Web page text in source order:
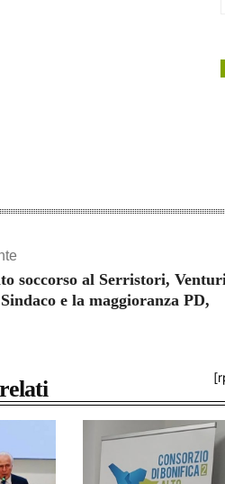
soccorso al Serristori,
e la maggioranza PD,